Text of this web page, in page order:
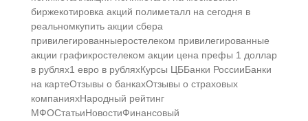
биржекотировка акций полиметалл на сегодня в
реальномкупить акции сбера
привилегированныеростелеком привилегированные
акции графикростелеком акции цена префы 1 доллар
в рублях1 евро в рубляхКурсы ЦББанки РоссииБанки
на картеОтзывы о банкахОтзывы о страховых
компанияхНародный рейтинг
МФОСтатьиНовостиФинансовый